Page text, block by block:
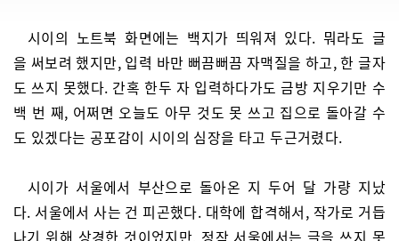
시이의 노트북 화면에는 백지가 띄워져 있다. 뭐라도 글
을 써보려 했지만, 입력 바만 뻐끔뻐끔 자맥질을 하고, 한 글자
도 쓰지 못했다. 간혹 한두 자 입력하다가도 금방 지우기만 수
백 번 째, 어쩌면 오늘도 아무 것도 못 쓰고 집으로 돌아갈 수
도 있겠다는 공포감이 시이의 심장을 타고 두근거렸다.
시이가 서울에서 부산으로 돌아온 지 두어 달 가량 지났
다. 서울에서 사는 건 피곤했다. 대학에 합격해서, 작가로 거듭
나기 위해 상경한 것이었지만, 정작 서울에서는 글을 쓰지 못